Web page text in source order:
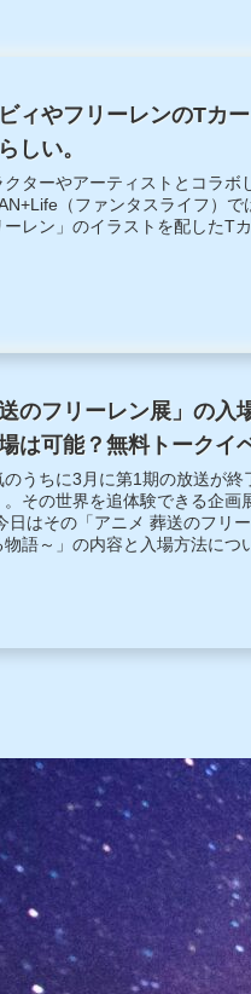
ィやフリーレンのTカ
しい。
クターやアーティストとコラボ
（ファンタスライフ）
ーレン」のイラストを配したT
送のフリーレン展」の入
は可能？無料トークイ
のうちに3月に第1期の放送が
。その世界を追体験できる企画
日はその「アニメ 葬送のフリ
語～」の内容と入場方法につ